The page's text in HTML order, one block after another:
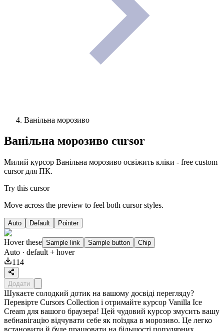
Ванільна морозиво
Ванільна морозиво cursor
Милий курсор Ванільна морозиво освіжить кліки - free custom
cursor для ПК.
Try this cursor
Move across the preview to feel both cursor styles.
Auto Default Pointer
Hover these Sample link Sample button Chip
Auto · default + hover
114
Додати
Шукаєте солодкий дотик на вашому досвіді перегляду?
Перевірте Cursors Collection і отримайте курсор Vanilla Ice
Cream для вашого браузера! Цей чудовий курсор змусить вашу
вебнавігацію відчувати себе як поїздка в морозиво. Це легко
встановити й буде працювати на більшості популярних